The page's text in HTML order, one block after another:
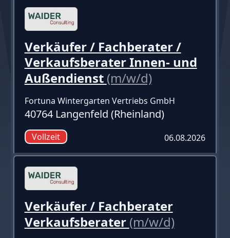
Verkäufer / Fachberater /
Verkaufsberater Innen- und
Außendienst (m/w/d)
Fortuna Wintergarten Vertriebs GmbH
40764 Langenfeld (Rheinland)
Vollzeit 06.08.2026
Verkäufer / Fachberater
Verkaufsberater (m/w/d)